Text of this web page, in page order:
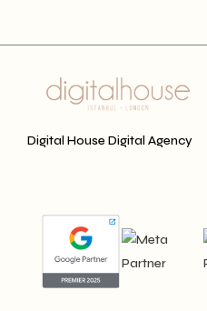
Digital House Digital Agency